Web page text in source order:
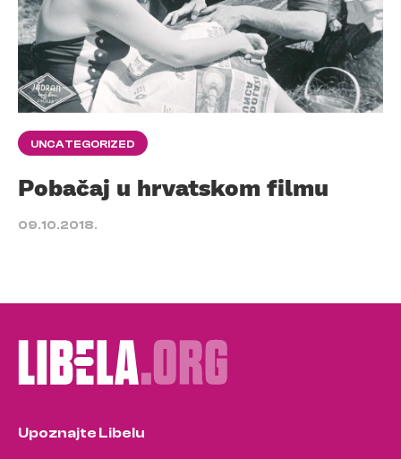
UNCATEGORIZED
Pobačaj u hrvatskom filmu
09.10.2018.
Upoznajte Libelu